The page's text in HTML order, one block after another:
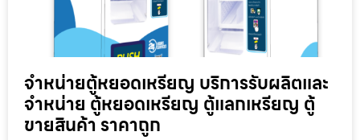
จำหน่ายตู้หยอดเหรียญ บริการรับผลิตและ
จำหน่าย ตู้หยอดเหรียญ ตู้แลกเหรียญ ตู้
ขายสินค้า ราคาถูก